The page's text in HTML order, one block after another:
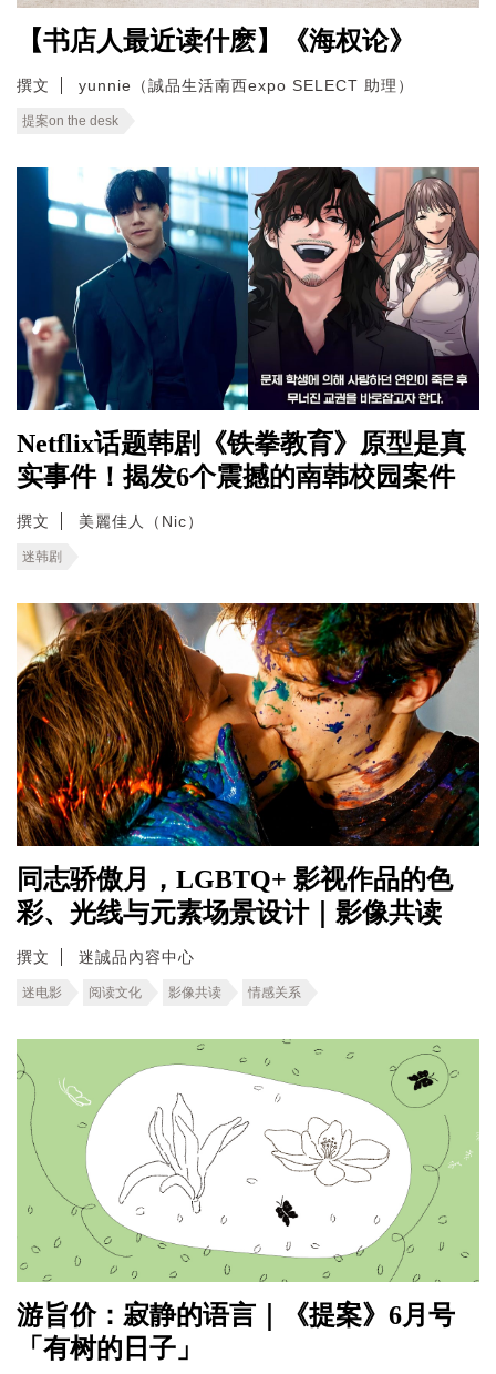
【书店人最近读什麽】《海权论》
撰文 yunnie（誠品生活南西expo SELECT 助理）
提案on the desk
Netflix话题韩剧《铁拳教育》原型是真
实事件！揭发6个震撼的南韩校园案件
撰文 美麗佳人（Nic）
迷韩剧
同志骄傲月，LGBTQ+ 影视作品的色
彩、光线与元素场景设计｜影像共读
撰文 迷誠品內容中心
迷电影 阅读文化 影像共读 情感关系
游旨价：寂静的语言｜《提案》6月号
「有树的日子」